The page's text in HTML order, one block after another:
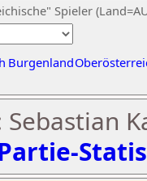
Spieler
Burgenland